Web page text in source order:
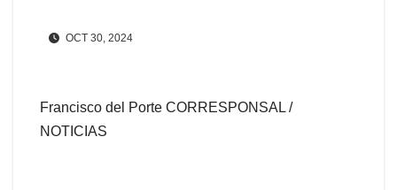
OCT 30, 2024
Francisco del Porte CORRESPONSAL /
NOTICIAS